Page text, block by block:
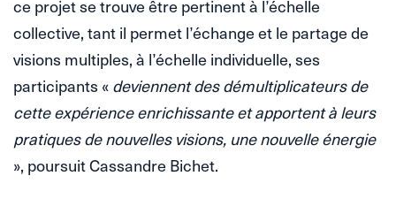
ce projet se trouve être pertinent à l’échelle
collective, tant il permet l’échange et le partage de
visions multiples, à l’échelle individuelle, ses
participants «deviennent des démultiplicateurs de
cette expérience enrichissante et apportent à leurs
pratiques de nouvelles visions, une nouvelle énergie
», poursuit Cassandre Bichet.